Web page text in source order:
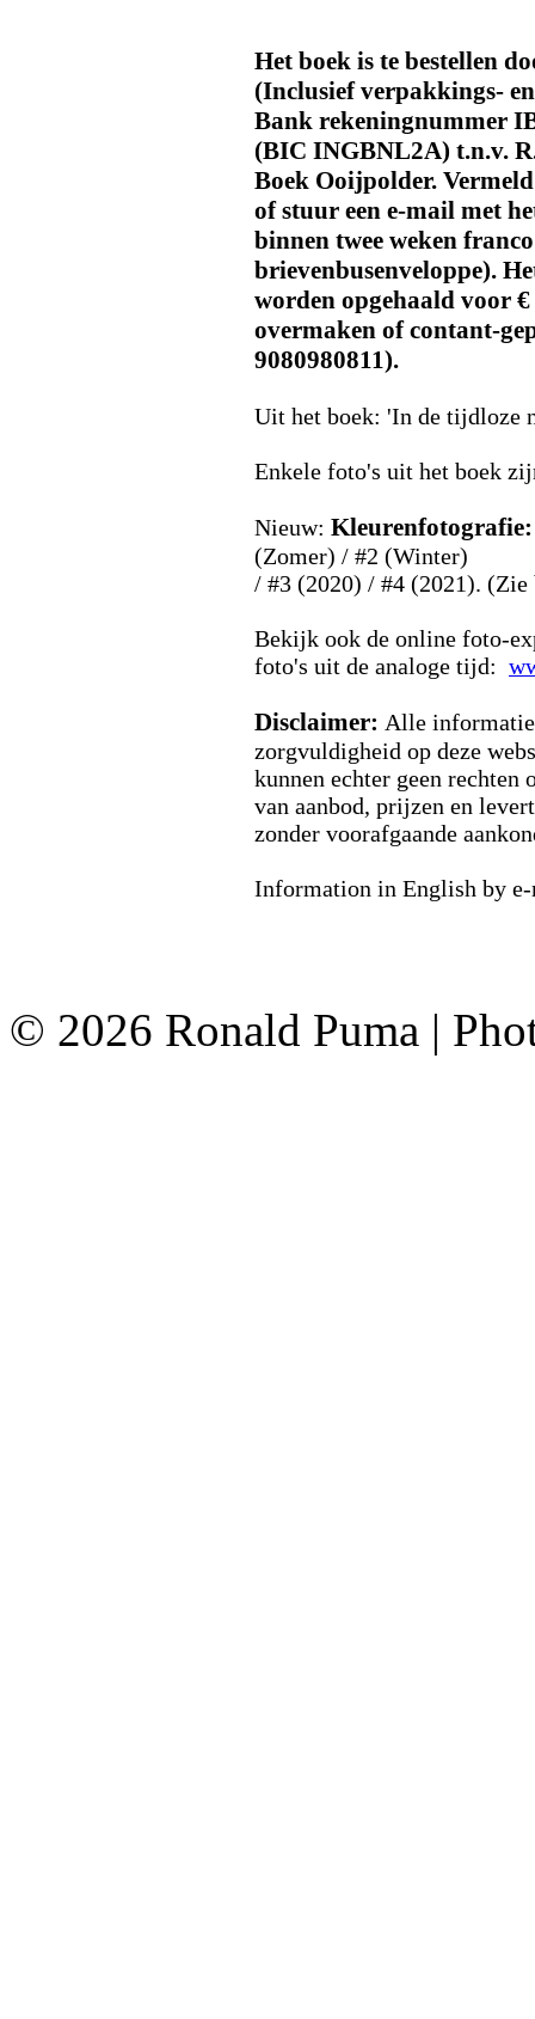
Het boek is te bestellen
(Inclusief verpakkings-
Bank rekeningnummer
(BIC INGBNL2A) t.n.v.
Boek Ooijpolder.
of stuur een e-mail met
binnen twee weken
brievenbusenveloppe).
worden opgehaald voor
overmaken of contant-
9080980811).
Uit het boek: 'In de tijdloze
Enkele foto's uit het boek
Nieuw:
(Zomer) / #2 (Winter)
/ #3 (2020) / #4 (2021). (Zie
Bekijk ook de online foto-
foto's uit de analoge tijd:
Disclaimer: Alle
zorgvuldigheid op deze
kunnen echter geen
van aanbod, prijzen en
zonder voorafgaande
Information in English by
© 2026 Ronald Puma |